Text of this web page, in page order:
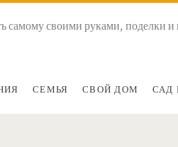
самому своими руками, поделки
СЕМЬЯ СВОЙ ДОМ САД